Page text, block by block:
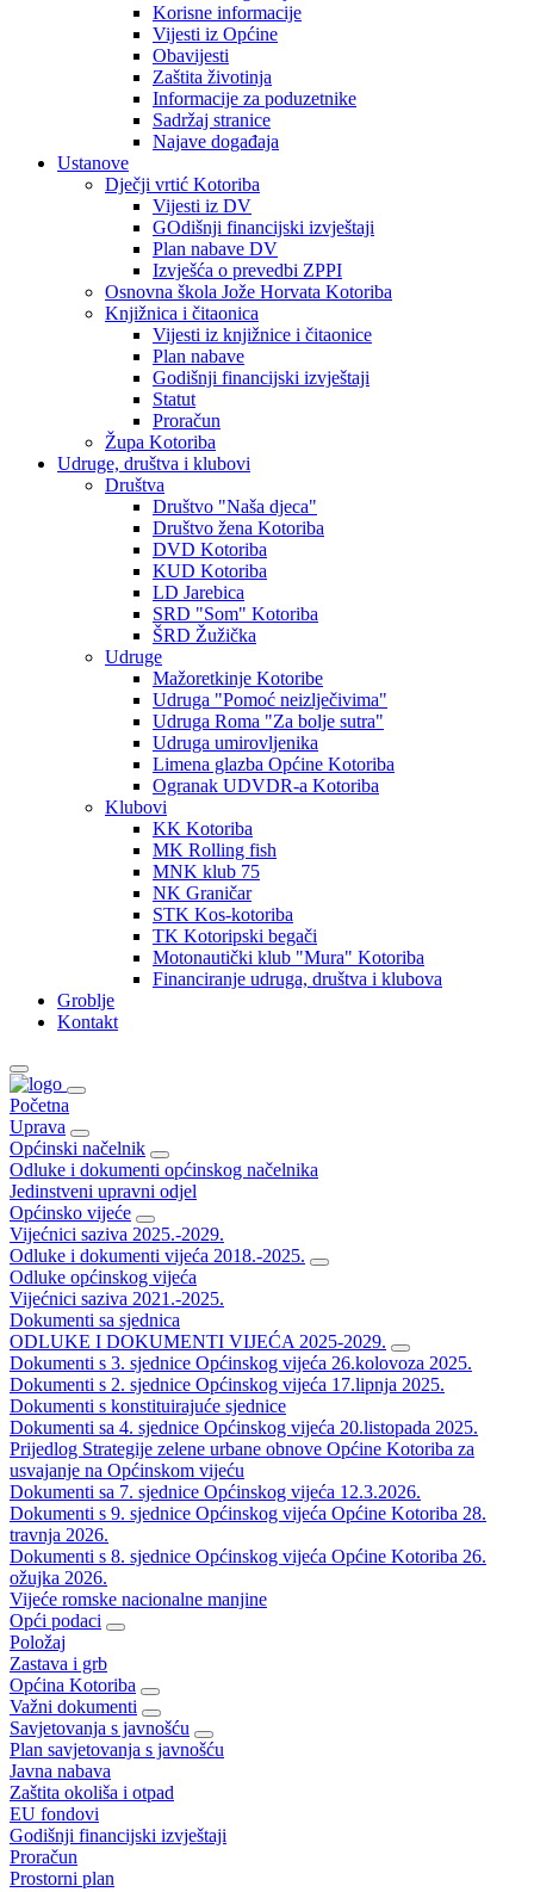
Korisne informacije
Vijesti iz Općine
Obavijesti
Zaštita životinja
Informacije za poduzetnike
Sadržaj stranice
Najave događaja
Ustanove
Dječji vrtić Kotoriba
Vijesti iz DV
GOdišnji financijski izvještaji
Plan nabave DV
Izvješća o prevedbi ZPPI
Osnovna škola Jože Horvata Kotoriba
Knjižnica i čitaonica
Vijesti iz knjižnice i čitaonice
Plan nabave
Godišnji financijski izvještaji
Statut
Proračun
Župa Kotoriba
Udruge, društva i klubovi
Društva
Društvo "Naša djeca"
Društvo žena Kotoriba
DVD Kotoriba
KUD Kotoriba
LD Jarebica
SRD "Som" Kotoriba
ŠRD Žužička
Udruge
Mažoretkinje Kotoribe
Udruga "Pomoć neizlječivima"
Udruga Roma "Za bolje sutra"
Udruga umirovljenika
Limena glazba Općine Kotoriba
Ogranak UDVDR-a Kotoriba
Klubovi
KK Kotoriba
MK Rolling fish
MNK klub 75
NK Graničar
STK Kos-kotoriba
TK Kotoripski begači
Motonautički klub "Mura" Kotoriba
Financiranje udruga, društva i klubova
Groblje
Kontakt
Početna
Uprava
Općinski načelnik
Odluke i dokumenti općinskog načelnika
Jedinstveni upravni odjel
Općinsko vijeće
Vijećnici saziva 2025.-2029.
Odluke i dokumenti vijeća 2018.-2025.
Odluke općinskog vijeća
Vijećnici saziva 2021.-2025.
Dokumenti sa sjednica
ODLUKE I DOKUMENTI VIJEĆA 2025-2029.
Dokumenti s 3. sjednice Općinskog vijeća 26.kolovoza 2025.
Dokumenti s 2. sjednice Općinskog vijeća 17.lipnja 2025.
Dokumenti s konstituirajuće sjednice
Dokumenti sa 4. sjednice Općinskog vijeća 20.listopada 2025.
Prijedlog Strategije zelene urbane obnove Općine Kotoriba za
usvajanje na Općinskom vijeću
Dokumenti sa 7. sjednice Općinskog vijeća 12.3.2026.
Dokumenti s 9. sjednice Općinskog vijeća Općine Kotoriba 28.
travnja 2026.
Dokumenti s 8. sjednice Općinskog vijeća Općine Kotoriba 26.
ožujka 2026.
Vijeće romske nacionalne manjine
Opći podaci
Položaj
Zastava i grb
Općina Kotoriba
Važni dokumenti
Savjetovanja s javnošću
Plan savjetovanja s javnošću
Javna nabava
Zaštita okoliša i otpad
EU fondovi
Godišnji financijski izvještaji
Proračun
Prostorni plan